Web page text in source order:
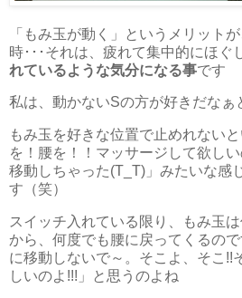
「もみ玉が動く」というメリット
時･･･それは、疲れて集中的にほ
れているような気分になる事です
私は、動かないSの方が好きだなぁ
もみ玉を好きな位置で止めれない
を！腰を！！マッサージして欲し
移動しちゃった(T_T)」みたいな感
す（笑）
スイッチ入れている限り、もみ玉
から、何度でも腰に戻ってくるの
に移動しないで～。そこよ、そこ!!
しいのよ!!!」と思うのよね